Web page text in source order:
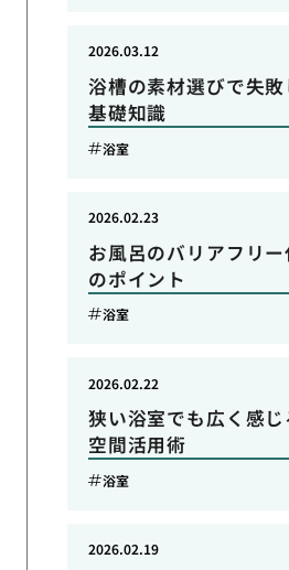
浴槽の素材選びで失
基礎知識
2026.03.12
浴室
お風呂のバリアフリ
のポイント
2026.02.23
浴室
狭い浴室でも広く感
空間活用術
2026.02.22
浴室
2026.02.19